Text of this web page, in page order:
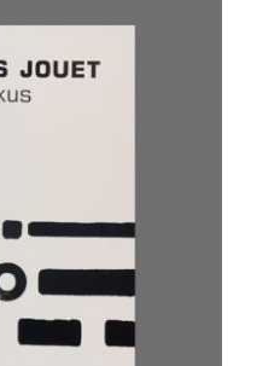
/ SZCZEGÓŁY